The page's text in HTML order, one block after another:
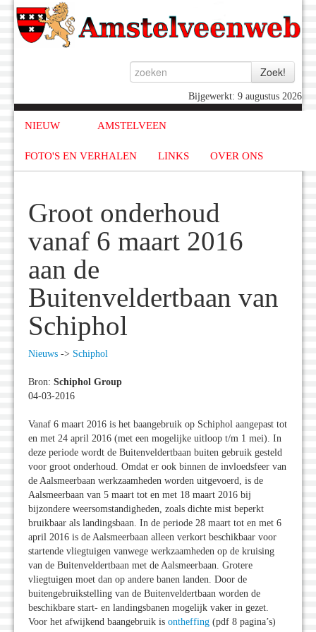
Bijgewerkt: 9 augustus 2026
NIEUW AMSTELVEEN
FOTO'S EN VERHALEN LINKS OVER ONS
Groot onderhoud
vanaf 6 maart 2016
aan de
Buitenveldertbaan van
Schiphol
Nieuws -> Schiphol
Bron: Schiphol Group
04-03-2016
Vanaf 6 maart 2016 is het baangebruik op Schiphol aangepast tot
en met 24 april 2016 (met een mogelijke uitloop t/m 1 mei). In
deze periode wordt de Buitenveldertbaan buiten gebruik gesteld
voor groot onderhoud. Omdat er ook binnen de invloedsfeer van
de Aalsmeerbaan werkzaamheden worden uitgevoerd, is de
Aalsmeerbaan van 5 maart tot en met 18 maart 2016 bij
bijzondere weersomstandigheden, zoals dichte mist beperkt
bruikbaar als landingsbaan. In de periode 28 maart tot en met 6
april 2016 is de Aalsmeerbaan alleen verkort beschikbaar voor
startende vliegtuigen vanwege werkzaamheden op de kruising
van de Buitenveldertbaan met de Aalsmeerbaan. Grotere
vliegtuigen moet dan op andere banen landen. Door de
buitengebruikstelling van de Buitenveldertbaan worden de
beschikbare start- en landingsbanen mogelijk vaker in gezet.
Voor het afwijkend baangebruik is ontheffing (pdf 8 pagina’s)